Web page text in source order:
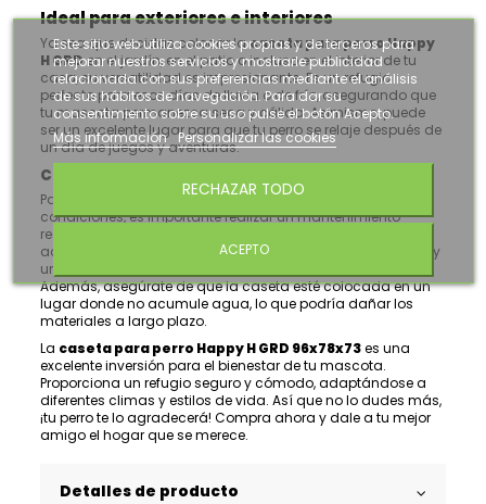
Ideal para exteriores e interiores
Ya sea que decidas colocar lacaseta para perro Happy
H GRDen el jardín, en el patio o incluso en el interior de tu
casa, su versatilidad es impresionante. Es un refugio
perfecto para esos días de lluvia o de frío, asegurando que
tu mascota permanezca seca y cálida. Asimismo, puede
ser un excelente lugar para que tu perro se relaje después de
un día de juegos y aventuras.
Consejos para el mantenimiento de la caseta
Para que la caseta para perrose mantenga en óptimas
condiciones, es importante realizar un mantenimiento
regular. Limpia la caseta con frecuencia para evitar la
acumulación de suciedad. Puedes usar un paño húmedo y
un detergente suave para mantenerla limpia y fresca.
Además, asegúrate de que la caseta esté colocada en un
lugar donde no acumule agua, lo que podría dañar los
materiales a largo plazo.
La caseta para perro Happy H GRD 96x78x73es una
excelente inversión para el bienestar de tu mascota.
Proporciona un refugio seguro y cómodo, adaptándose a
diferentes climas y estilos de vida. Así que no lo dudes más,
¡tu perro te lo agradecerá! Compra ahora y dale a tu mejor
amigo el hogar que se merece.
Detalles de producto
Este sitio web utiliza cookies propias y de terceros para
mejorar nuestros servicios y mostrarle publicidad
relacionada con sus preferencias mediante el análisis
de sus hábitos de navegación. Para dar su
consentimiento sobre su uso pulse el botón Acepto.
Más información Personalizar las cookies
RECHAZAR TODO
ACEPTO